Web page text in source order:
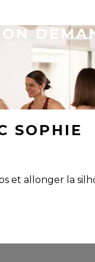
SOPHIE
et allonger la